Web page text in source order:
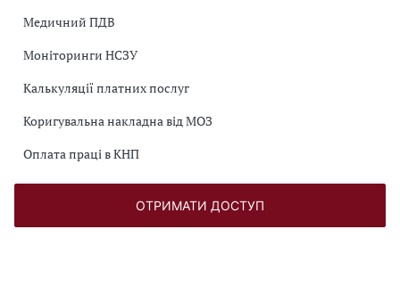
Медичний ПДВ
Моніторинги НСЗУ
Калькуляції платних послуг
Коригувальна накладна від МОЗ
Оплата праці в КНП
ОТРИМАТИ ДОСТУП